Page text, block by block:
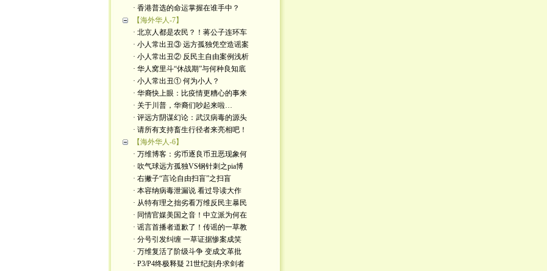
· 香港普选的命运掌握在谁手中？
【海外华人-7】
· 北京人都是农民？！蒋公子连环车
· 小人常出丑③ 远方孤独凭空造谣案
· 小人常出丑② 反民主自由案例浅析
· 华人窝里斗“休战期”与何种良知底
· 小人常出丑① 何为小人？
· 华裔快上眼：比疫情更糟心的事来
· 关于川普，华裔们吵起来啦…
· 评远方阴谋幻论：武汉病毒的源头
· 请所有支持畜生行径者来亮相吧！
【海外华人-6】
· 万维博客：劣币逐良币丑恶现象何
· 吹气球远方孤独VS钢针刺之pia博
· 右撇子“言论自由扫盲”之扫盲
· 本容纳病毒泄漏说 看过导读大作
· 从特有理之拙劣看万维反民主暴民
· 同情官媒美国之音！中立派为何在
· 谣言首播者道歉了！传谣的一草教
· 分号引发纠缠 一草证据惨案成笑
· 万维复活了阶级斗争 变成文革批
· P3/P4终极释疑 21世纪刻舟求剑者